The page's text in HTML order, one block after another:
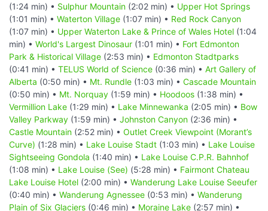
(1:24 min) • Sulphur Mountain (2:02 min) • Upper Hot Springs
(1:01 min) • Waterton Village (1:07 min) • Red Rock Canyon
(1:07 min) • Upper Waterton Lake & Prince of Wales Hotel (1:04
min) • World's Largest Dinosaur (1:01 min) • Fort Edmonton
Park & Historical Village (2:53 min) • Edmonton Stadtparks
(0:41 min) • TELUS World of Science (0:36 min) • Art Gallery of
Alberta (0:50 min) • Mt. Rundle (1:03 min) • Cascade Mountain
(0:50 min) • Mt. Norquay (1:59 min) • Hoodoos (1:38 min) •
Vermillion Lake (1:29 min) • Lake Minnewanka (2:05 min) • Bow
Valley Parkway (1:59 min) • Johnston Canyon (2:36 min) •
Castle Mountain (2:52 min) • Outlet Creek Viewpoint (Morant’s
Curve) (1:28 min) • Lake Louise Stadt (1:03 min) • Lake Louise
Sightseeing Gondola (1:40 min) • Lake Louise C.P.R. Bahnhof
(1:08 min) • Lake Louise (See) (5:28 min) • Fairmont Chateau
Lake Louise Hotel (2:00 min) • Wanderung Lake Louise Seeufer
(0:40 min) • Wanderung Agnessee (0:53 min) • Wanderung
Plain of Six Glaciers (0:46 min) • Moraine Lake (2:57 min) •